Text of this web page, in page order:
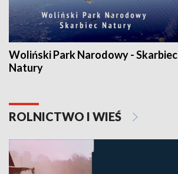
Woliński Park Narodowy - Skarbiec
Natury
ROLNICTWO I WIEŚ